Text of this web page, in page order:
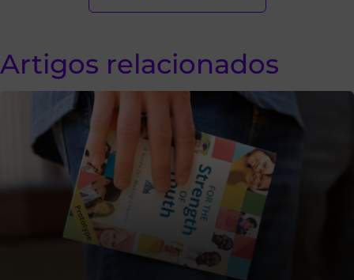
Artigos relacionados